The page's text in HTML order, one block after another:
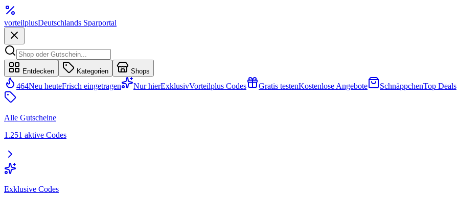
vorteilplusDeutschlands Sparportal
Entdecken Kategorien Shops
464Neu heuteFrisch eingetragen Nur hierExklusivVorteilplus Codes Gratis testenKostenlose Angebote SchnäppchenTop Deals
Alle Gutscheine
1.251 aktive Codes
Exklusive Codes